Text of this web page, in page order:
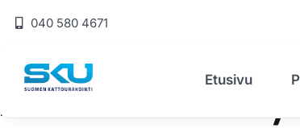
Skip
content
040 580 4671
Etusivu
Aiheeseen